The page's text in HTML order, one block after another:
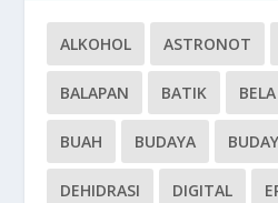
ALKOHOL ASTRONOT
BALAPAN BATIK
BUAH BUDAYA
DEHIDRASI DIGITAL